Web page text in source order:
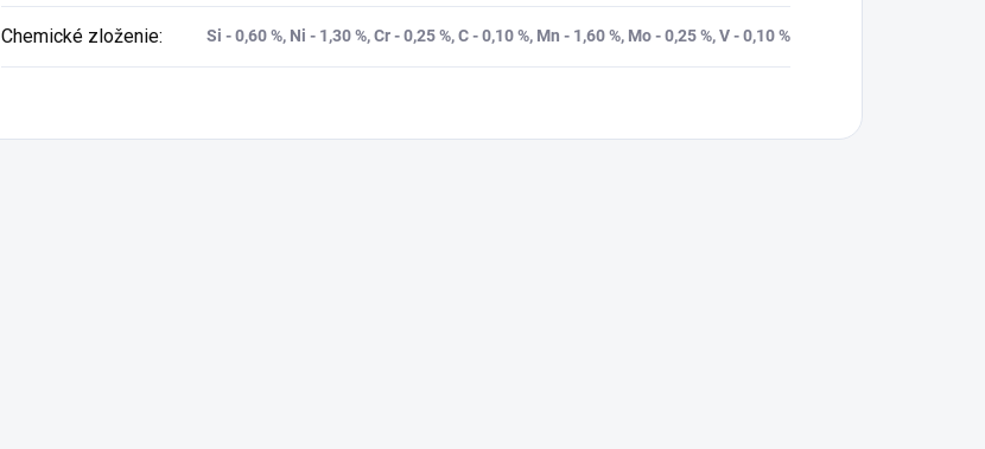
Chemické zloženie: Si - 0,60 %, Ni - 1,30 %, Cr - 0,25 %, C - 0,10 %, Mn - 1,60 %, Mo - 0,25 %, V - 0,10 %